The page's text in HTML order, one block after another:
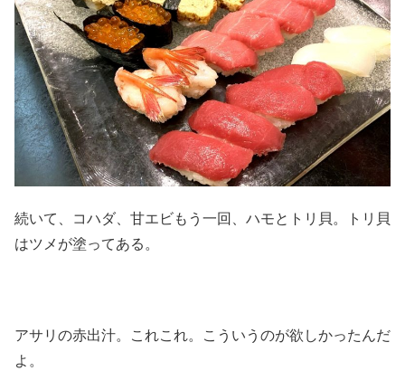
続いて、コハダ、甘エビもう一回、ハモとトリ貝。トリ貝
はツメが塗ってある。
アサリの赤出汁。これこれ。こういうのが欲しかったんだ
よ。